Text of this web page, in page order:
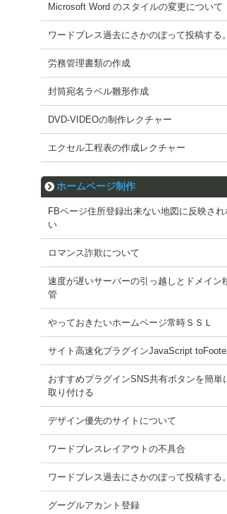
Microsoft Word のスタイルの変更について
ワードブレス過去にさかのぼって投稿する。
労務管理書類の作成
封筒宛名ラベル雛形作成
DVD-VIDEOの制作レクチャー
エクセル工程表の作成レクチャー
ホームページ制作
FBページ住所登録出来ない地図に反映され
い
ロマンス詐欺について
速度が遅いサーバーの引っ越しとドメイン
管
やっておきたいホームページ常時ＳＳＬ
サイト高速化プラグインJavaScript
おすすめプラグインSNS共有ボタンを簡単
取り付ける
デザイン優先のサイトについて
ワードブレスレイアウトの不具合
ワードブレス過去にさかのぼって投稿する。
グーグルアカント登録